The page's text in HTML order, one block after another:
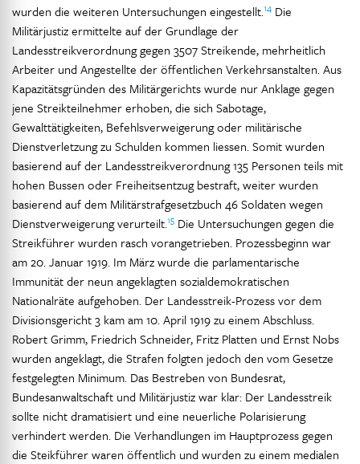
wurden die weiteren Untersuchungen eingestellt.14 Die
Militärjustiz ermittelte auf der Grundlage der
Landesstreikverordnung gegen 3507 Streikende, mehrheitlich
Arbeiter und Angestellte der öffentlichen Verkehrsanstalten. Aus
Kapazitätsgründen des Militärgerichts wurde nur Anklage gegen
jene Streikteilnehmer erhoben, die sich Sabotage,
Gewalttätigkeiten, Befehlsverweigerung oder militärische
Dienstverletzung zu Schulden kommen liessen. Somit wurden
basierend auf der Landesstreikverordnung 135 Personen teils mit
hohen Bussen oder Freiheitsentzug bestraft, weiter wurden
basierend auf dem Militärstrafgesetzbuch 46 Soldaten wegen
Dienstverweigerung verurteilt.15 Die Untersuchungen gegen die
Streikführer wurden rasch vorangetrieben. Prozessbeginn war
am 20. Januar 1919. Im März wurde die parlamentarische
Immunität der neun angeklagten sozialdemokratischen
Nationalräte aufgehoben. Der Landesstreik-Prozess vor dem
Divisionsgericht 3 kam am 10. April 1919 zu einem Abschluss.
Robert Grimm, Friedrich Schneider, Fritz Platten und Ernst Nobs
wurden angeklagt, die Strafen folgten jedoch den vom Gesetze
festgelegten Minimum. Das Bestreben von Bundesrat,
Bundesanwaltschaft und Militärjustiz war klar: Der Landesstreik
sollte nicht dramatisiert und eine neuerliche Polarisierung
verhindert werden. Die Verhandlungen im Hauptprozess gegen
die Steikführer waren öffentlich und wurden zu einem medialen